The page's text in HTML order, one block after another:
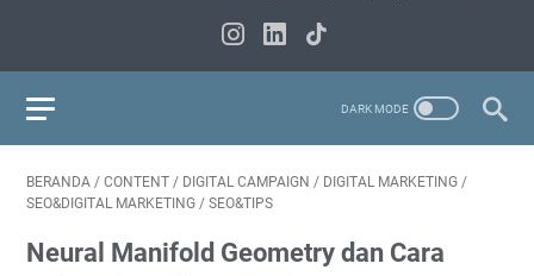
BERANDA / CONTENT / DIGITAL CAMPAIGN / DIGITAL MARKETING /
SEO&DIGITAL MARKETING / SEO&TIPS
Neural Manifold Geometry dan Cara